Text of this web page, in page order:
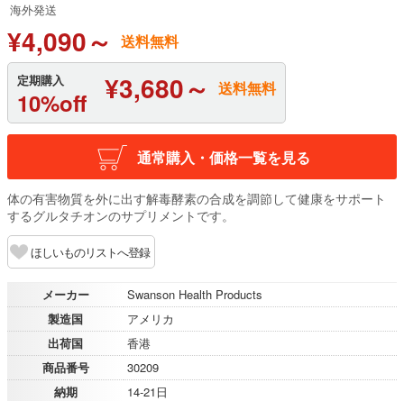
海外発送
¥4,090～ 送料無料
定期購入
10%off ¥3,680～ 送料無料
通常購入・価格一覧を見る
体の有害物質を外に出す解毒酵素の合成を調節して健康をサポート
するグルタチオンのサプリメントです。
ほしいものリストへ登録
メーカー
Swanson Health Products
製造国
アメリカ
出荷国
香港
商品番号
30209
納期
14-21日